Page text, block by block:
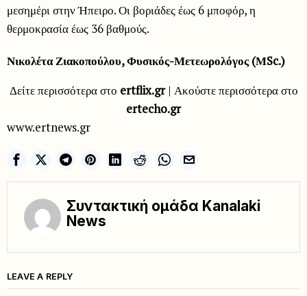
μεσημέρι στην Ήπειρο. Οι βοριάδες έως 6 μποφόρ, η
θερμοκρασία έως 36 βαθμούς.
Νικολέτα Ζιακοπούλου, Φυσικός-Μετεωρολόγος (ΜSc.)
Δείτε περισσότερα στο ertflix.gr| Ακούστε περισσότερα στο
ertecho.gr
www.ertnews.gr
Συντακτική ομάδα Kanalaki
News
LEAVE A REPLY